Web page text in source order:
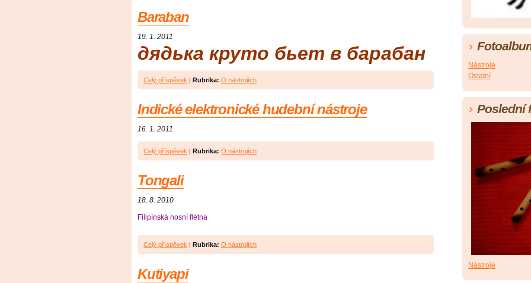
Baraban
19. 1. 2011
дядька круто бьет в барабан
Celý příspěvek | Rubrika: O nástrojích
Indické elektronické hudební nástroje
16. 1. 2011
Celý příspěvek | Rubrika: O nástrojích
Tongali
18. 8. 2010
Filipínská nosní flétna
Celý příspěvek | Rubrika: O nástrojích
Kutiyapi
Nástroje
Ostatní
Poslední
Nástroje